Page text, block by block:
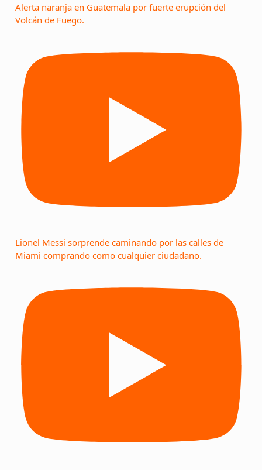
Alerta naranja en Guatemala por fuerte erupción del
Volcán de Fuego.
Lionel Messi sorprende caminando por las calles de
Miami comprando como cualquier ciudadano.